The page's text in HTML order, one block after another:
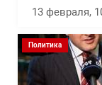
13 февраля,
Политика